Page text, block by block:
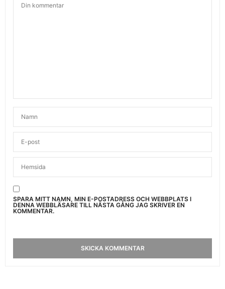
SPARA MITT NAMN, MIN E-POSTADRESS OCH WEBBPLATS I
DENNA WEBBLÄSARE TILL NÄSTA GÅNG JAG SKRIVER EN
KOMMENTAR.